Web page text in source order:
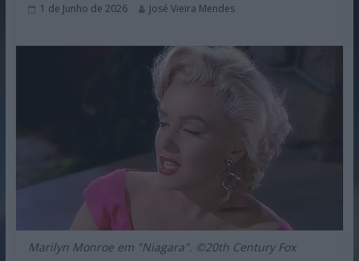
1 de Junho de 2026 José Vieira Mendes
Marilyn Monroe em "Niagara". ©20th Century Fox